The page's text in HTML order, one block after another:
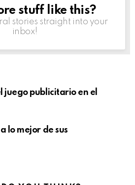
stuff like this?
stories straight into your
inbox!
juego publicitario en el
lo mejor de sus